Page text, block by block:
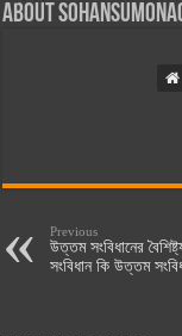
About
Previous
উত্তম সংবিধানের
সংবিধান কি উত্তম